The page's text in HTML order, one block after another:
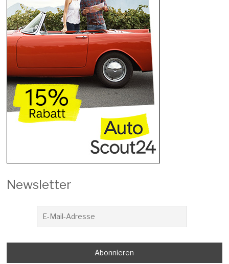
Newsletter